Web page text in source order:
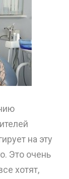
на эту
Это очень
хотят,